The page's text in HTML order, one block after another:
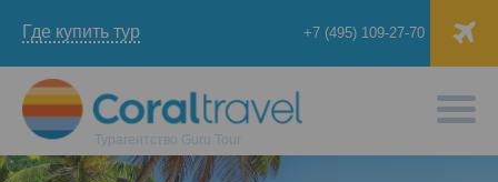
Где купить тур +7 (495) 109-27-70
Турагентство Guru Tour